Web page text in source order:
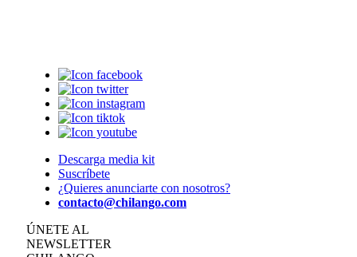
Descarga media kit
Suscríbete
¿Quieres anunciarte con nosotros?
contacto@chilango.com
ÚNETE AL
NEWSLETTER